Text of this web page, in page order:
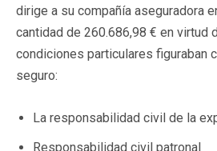
dirige a su compañía aseguradora
cantidad de 260.686,98 € en virtud
condiciones particulares figuraban
seguro:
La responsabilidad civil de la
Responsabilidad civil patronal